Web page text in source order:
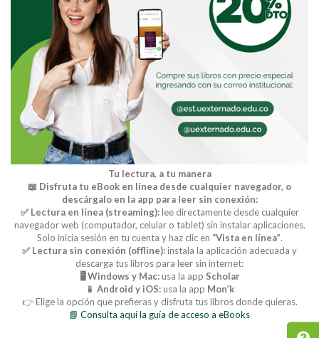
Tu lectura, a tu manera
📖 Disfruta tu eBook en línea desde cualquier navegador, o
descárgalo en la app para leer sin conexión:
✅ Lectura en línea (streaming):lee directamente desde cualquier
navegador web (computador, celular o tablet) sin instalar aplicaciones.
Solo inicia sesión en tu cuenta y haz clic en “Vista en línea”.
✅ Lectura sin conexión (offline):instala la aplicación adecuada y
descarga tus libros para leer sin internet:
🖥️ Windows y Mac:usa la app Scholar
📱 Android y iOS:usa la app Mon’k
👉 Elige la opción que prefieras y disfruta tus libros donde quieras.
📘 Consulta aquí la guía de acceso a eBooks